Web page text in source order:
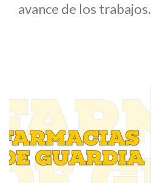
avance de los trabajos.